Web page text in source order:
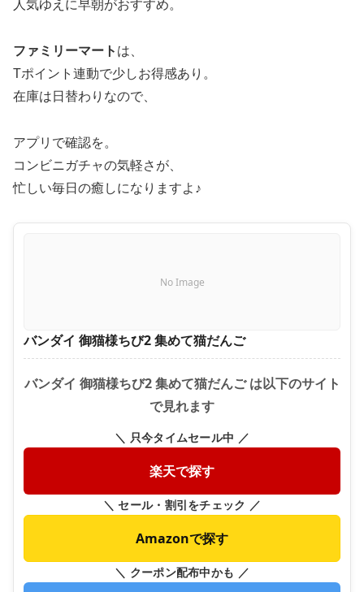
人気ゆえに早朝がおすすめ。
ファミリーマート は、
Tポイント連動で少しお得感あり。
在庫は日替わりなので、
アプリで確認を。
コンビニガチャの気軽さが、
忙しい毎日の癒しになりますよ♪
No Image
バンダイ 御猫様ちび2 集めて猫だんご
バンダイ 御猫様ちび2 集めて猫だんご は以下のサイト
で見れます
＼ 只今タイムセール中 ／
楽天で探す
＼ セール・割引をチェック ／
Amazonで探す
＼ クーポン配布中かも ／